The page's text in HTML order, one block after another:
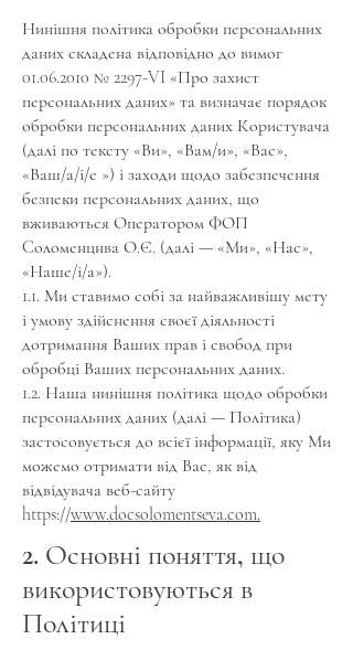
Нинішня політика обробки персональних
даних складена відповідно до вимог
01.06.2010 № 2297-VI «Про захист
персональних даних» та визначає порядок
обробки персональних даних Користувача
(далі по тексту «Ви», «Вам/и», «Вас»,
«Ваш/а/і/е ») і заходи щодо забезпечення
безпеки персональних даних, що
вживаються Оператором ФОП
Cоломенцнва О.Є. (далі — «Ми», «Нас»,
«Наше/і/а»).
1.1. Ми ставимо собі за найважливішу мету
і умову здійснення своєї діяльності
дотримання Ваших прав і свобод при
обробці Ваших персональних даних.
1.2. Наша нинішня політика щодо обробки
персональних даних (далі — Політика)
застосовується до всієї інформації, яку Ми
можемо отримати від Вас, як від
відвідувача веб-сайту
https://www.docsolomentseva.com.
2. Основні поняття, що
використовуються в
Політиці